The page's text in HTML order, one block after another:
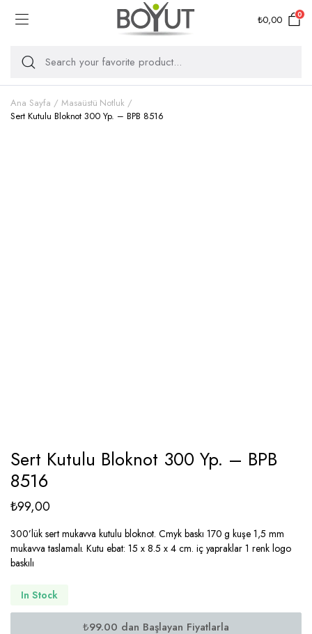
₺0,00 0
Ana Sayfa
Masaüstü Notluk
Sert Kutulu Bloknot 300 Yp. – BPB 8516
Sert Kutulu Bloknot 300 Yp. – BPB
8516
₺99,00
300’lük sert mukavva kutulu bloknot. Cmyk baskı 170 g kuşe 1,5 mm
mukavva taslamalı. Kutu ebat: 15 x 8.5 x 4 cm. iç yapraklar 1 renk logo
baskılı
In Stock